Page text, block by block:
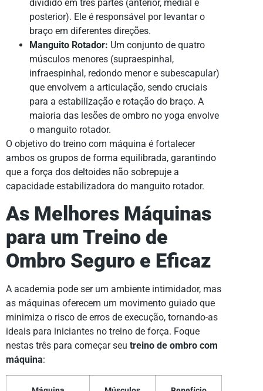
dividido em três partes (anterior, medial e
posterior). Ele é responsável por levantar o
braço em diferentes direções.
Manguito Rotador: Um conjunto de quatro
músculos menores (supraespinhal,
infraespinhal, redondo menor e subescapular)
que envolvem a articulação, sendo cruciais
para a estabilização e rotação do braço. A
maioria das lesões de ombro no yoga envolve
o manguito rotador.
O objetivo do treino com máquina é fortalecer
ambos os grupos de forma equilibrada, garantindo
que a força dos deltoides não sobrepuje a
capacidade estabilizadora do manguito rotador.
As Melhores Máquinas
para um Treino de
Ombro Seguro e Eficaz
A academia pode ser um ambiente intimidador, mas
as máquinas oferecem um movimento guiado que
minimiza o risco de erros de execução, tornando-as
ideais para iniciantes no treino de força. Foque
nestas três para começar seu treino de ombro com
máquina: